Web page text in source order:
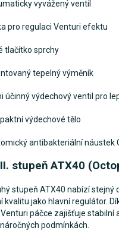
vyvážený ventil
pro regulaci Venturi efektu
tlačítko sprchy
tepelný výměník
účinný výdechový ventil pro
výdechové tělo
antibakteriální náustek
stupeň ATX40
stupeň ATX40 nabízí stejný
kvalitu jako hlavní regulátor.
páčce zajišťuje stabilní
podmínkách.